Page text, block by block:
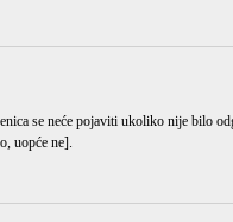
se neće pojaviti ukoliko nije bilo
uopće ne].